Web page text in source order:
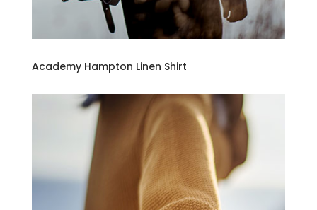
Academy Hampton Linen Shirt